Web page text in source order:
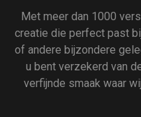
Met meer dan 1000
creatie die perfect past
of andere bijzondere
u bent verzekerd van
verfijnde smaak waar